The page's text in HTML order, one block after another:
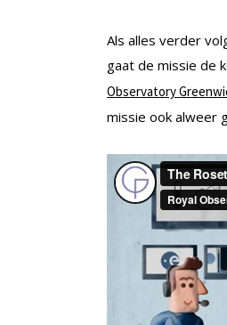
Als alles verder
gaat de missie de
Observatory
missie ook alweer